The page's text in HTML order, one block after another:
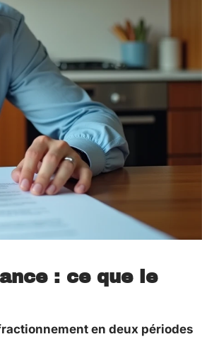
: ce que le
en deux périodes